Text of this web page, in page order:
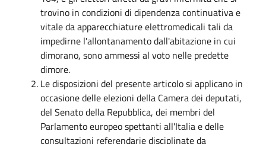
trovino in condizioni di dipendenza continuativa e
vitale da apparecchiature elettromedicali tali da
impedirne l'allontanamento dall'abitazione in cui
dimorano, sono ammessi al voto nelle predette
dimore.
Le disposizioni del presente articolo si applicano in
occasione delle elezioni della Camera dei deputati,
del Senato della Repubblica, dei membri del
Parlamento europeo spettanti all'Italia e delle
consultazioni referendarie disciplinate da